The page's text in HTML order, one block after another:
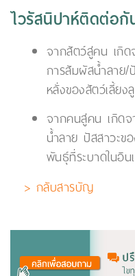
ไวรัสนิปาห์ติดต่อกั
จากสัตว์สู่คน เกิ
การสัมผัสน้ำลาย
หลั่งของสัตว์เลี้ย
จากคนสู่คน เกิด
น้ำลาย ปัสสาวะข
พันธุ์ที่ระบาดในอิน
> กลับสารบัญ